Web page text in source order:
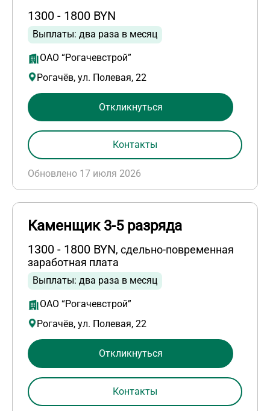
1300 - 1800 BYN
Выплаты: два раза в месяц
ОАО “Рогачевстрой”
Рогачёв, ул. Полевая, 22
Обновлено 17 июля 2026
Откликнуться
Контакты
Каменщик 3-5 разряда
1300 - 1800 BYN, сдельно-повременная
заработная плата
Выплаты: два раза в месяц
ОАО “Рогачевстрой”
Рогачёв, ул. Полевая, 22
Откликнуться
Контакты